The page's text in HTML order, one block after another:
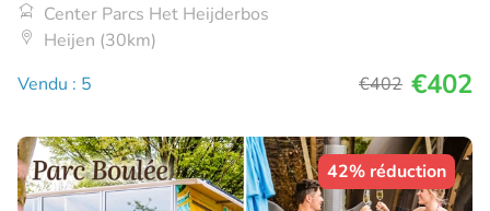
Center Parcs Het Heijderbos
Heijen (30km)
Vendu : 5
€402 €402
42% réduction